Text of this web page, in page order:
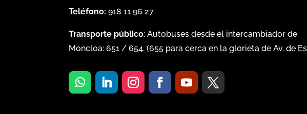
Teléfono: 918 11 96 27
Transporte público: Autobuses desde el intercambiador de
Moncloa:651 /654. (655 para cerca en la glorieta de Av. de